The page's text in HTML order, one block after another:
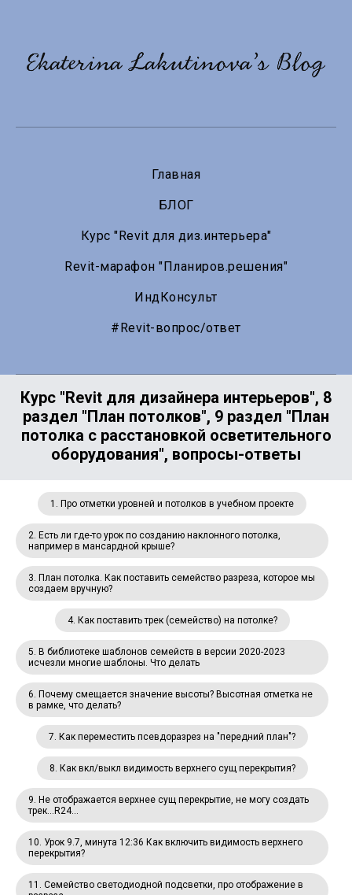
Главная
БЛОГ
Курс "Revit для диз.интерьера"
Revit-марафон "Планиров.решения"
ИндКонсульт
#Revit-вопрос/ответ
Курс "Revit для дизайнера интерьеров", 8
раздел "План потолков", 9 раздел "План
потолка с расстановкой осветительного
оборудования", вопросы-ответы
1. Про отметки уровней и потолков в учебном проекте
2. Есть ли где-то урок по созданию наклонного потолка,
например в мансардной крыше?
3. План потолка. Как поставить семейство разреза, которое мы
создаем вручную?
4. Как поставить трек (семейство) на потолке?
5. В библиотеке шаблонов семейств в версии 2020-2023
исчезли многие шаблоны. Что делать
6. Почему смещается значение высоты? Высотная отметка не
в рамке, что делать?
7. Как переместить псевдоразрез на "передний план"?
8. Как вкл/выкл видимость верхнего сущ перекрытия?
9. Не отображается верхнее сущ перекрытие, не могу создать
трек...R24...
10. Урок 9.7, минута 12:36 Как включить видимость верхнего
перекрытия?
11. Семейство светодиодной подсветки, про отображение в